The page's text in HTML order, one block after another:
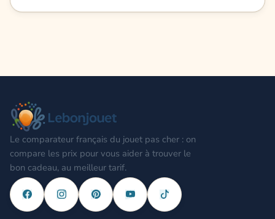
Le comparateur français du jouet pas cher : on
compare les prix pour vous aider à trouver le
bon cadeau, au meilleur tarif.